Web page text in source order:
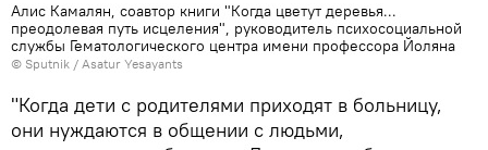
Алис Камалян, соавтор книги "Когда цветут деревья...
преодолевая путь исцеления", руководитель психосоциальной
службы Гематологического центра имени профессора Йоляна
© Sputnik / Asatur Yesayants
"Когда дети с родителями приходят в больницу,
они нуждаются в общении с людьми,